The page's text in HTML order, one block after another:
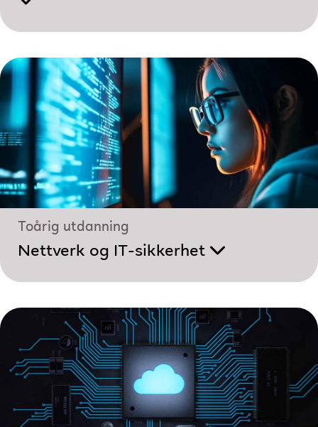
Toårig utdanning
Nettverk og IT-sikkerhet